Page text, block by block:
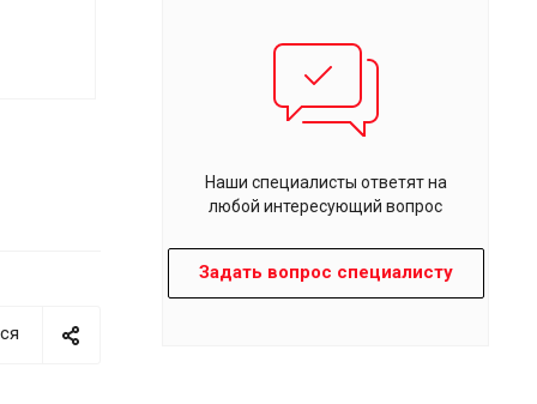
Наши специалисты ответят на
любой интересующий вопрос
Задать вопрос специалисту